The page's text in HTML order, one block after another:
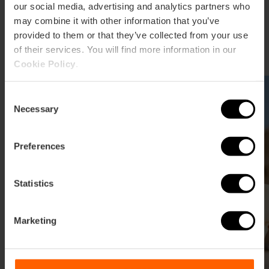
our social media, advertising and analytics partners who
may combine it with other information that you’ve
provided to them or that they’ve collected from your use
of their services. You will find more information in our
Cookie Policy
Selection
Necessary
Preferences
Statistics
Marketing
Alles, was in der Valencia Tourist
Card enthalten ist